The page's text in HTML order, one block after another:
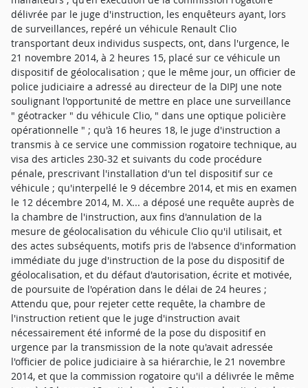
délivrée par le juge d'instruction, les enquêteurs ayant, lors
de surveillances, repéré un véhicule Renault Clio
transportant deux individus suspects, ont, dans l'urgence, le
21 novembre 2014, à 2 heures 15, placé sur ce véhicule un
dispositif de géolocalisation ; que le même jour, un officier de
police judiciaire a adressé au directeur de la DIPJ une note
soulignant l'opportunité de mettre en place une surveillance
" géotracker " du véhicule Clio, " dans une optique policière
opérationnelle " ; qu'à 16 heures 18, le juge d'instruction a
transmis à ce service une commission rogatoire technique, au
visa des articles 230-32 et suivants du code procédure
pénale, prescrivant l'installation d'un tel dispositif sur ce
véhicule ; qu'interpellé le 9 décembre 2014, et mis en examen
le 12 décembre 2014, M. X... a déposé une requête auprès de
la chambre de l'instruction, aux fins d'annulation de la
mesure de géolocalisation du véhicule Clio qu'il utilisait, et
des actes subséquents, motifs pris de l'absence d'information
immédiate du juge d'instruction de la pose du dispositif de
géolocalisation, et du défaut d'autorisation, écrite et motivée,
de poursuite de l'opération dans le délai de 24 heures ;
Attendu que, pour rejeter cette requête, la chambre de
l'instruction retient que le juge d'instruction avait
nécessairement été informé de la pose du dispositif en
urgence par la transmission de la note qu'avait adressée
l'officier de police judiciaire à sa hiérarchie, le 21 novembre
2014, et que la commission rogatoire qu'il a délivrée le même